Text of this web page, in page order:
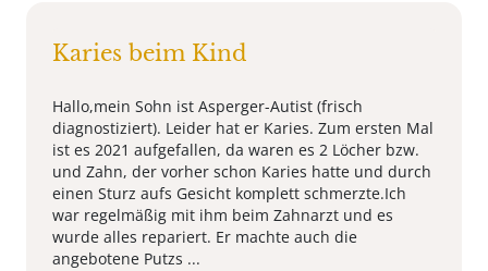
Karies beim Kind
Hallo,mein Sohn ist Asperger-Autist (frisch
diagnostiziert). Leider hat er Karies. Zum ersten Mal
ist es 2021 aufgefallen, da waren es 2 Löcher bzw.
und Zahn, der vorher schon Karies hatte und durch
einen Sturz aufs Gesicht komplett schmerzte.Ich
war regelmäßig mit ihm beim Zahnarzt und es
wurde alles repariert. Er machte auch die
angebotene Putzs ...